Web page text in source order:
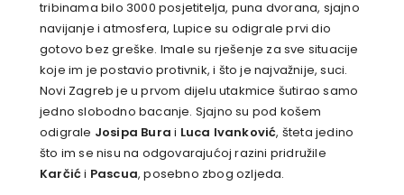
tribinama bilo 3000 posjetitelja, puna dvorana, sjajno
navijanje i atmosfera, Lupice su odigrale prvi dio
gotovo bez greške. Imale su rješenje za sve situacije
koje im je postavio protivnik, i što je najvažnije, suci.
Novi Zagreb je u prvom dijelu utakmice šutirao samo
jedno slobodno bacanje. Sjajno su pod košem
odigrale Josipa Bura i Luca Ivanković, šteta jedino
što im se nisu na odgovarajućoj razini pridružile
Karčići Pascua, posebno zbog ozljeda.